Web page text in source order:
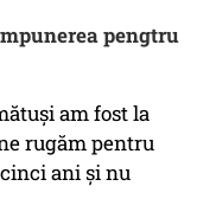
pengtru
am fost la
rugăm pentru
ani și nu